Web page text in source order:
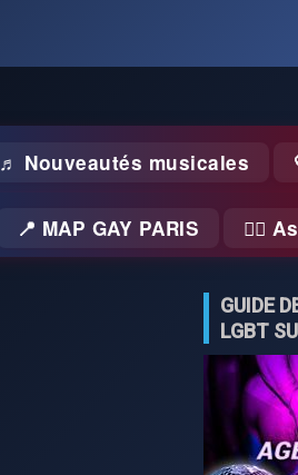
♬ Nouveautés musicales
📍 MAP GAY PARIS 🏃‍♂️
GUIDE
LGBT